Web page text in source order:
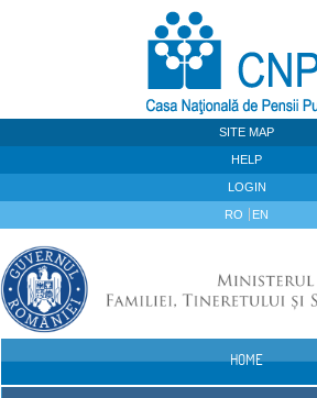
SITE MAP
HELP
LOGIN
RO EN
HOME